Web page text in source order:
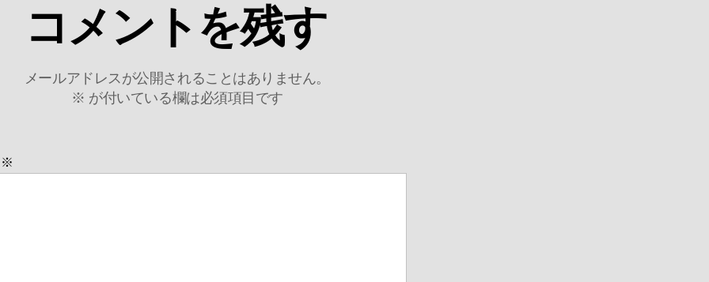
コメントを残す
メールアドレスが公開されることはありません。
※ が付いている欄は必須項目です
※